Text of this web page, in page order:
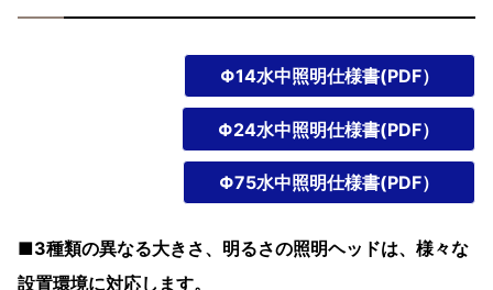
Φ14水中照明仕様書(PDF）
Φ24水中照明仕様書(PDF）
Φ75水中照明仕様書(PDF）
■3種類の異なる大きさ、明るさの照明ヘッドは、様々な
設置環境に対応します。